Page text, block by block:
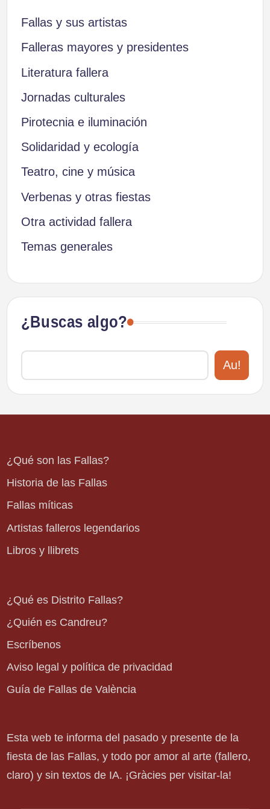
Fallas y sus artistas
Falleras mayores y presidentes
Literatura fallera
Jornadas culturales
Pirotecnia e iluminación
Solidaridad y ecología
Teatro, cine y música
Verbenas y otras fiestas
Otra actividad fallera
Temas generales
¿Buscas algo?
Au!
¿Qué son las Fallas?
Historia de las Fallas
Fallas míticas
Artistas falleros legendarios
Libros y llibrets
¿Qué es Distrito Fallas?
¿Quién es Candreu?
Escríbenos
Aviso legal y política de privacidad
Guía de Fallas de València
Esta web te informa del pasado y presente de la
fiesta de las Fallas, y todo por amor al arte (fallero,
claro) y sin textos de IA. ¡Gràcies per visitar-la!